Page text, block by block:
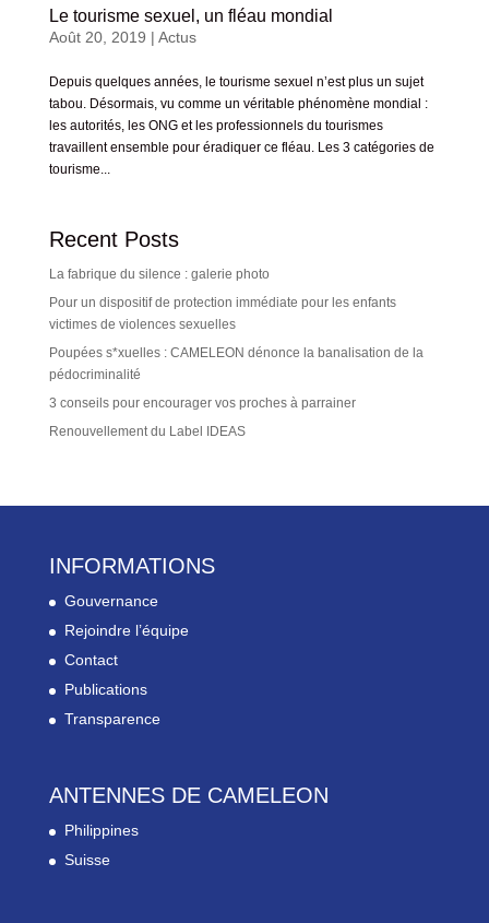
Le tourisme sexuel, un fléau mondial
Août 20, 2019 | Actus
Depuis quelques années, le tourisme sexuel n’est plus un sujet
tabou. Désormais, vu comme un véritable phénomène mondial :
les autorités, les ONG et les professionnels du tourismes
travaillent ensemble pour éradiquer ce fléau. Les 3 catégories de
tourisme...
Recent Posts
La fabrique du silence : galerie photo
Pour un dispositif de protection immédiate pour les enfants
victimes de violences sexuelles
Poupées s*xuelles : CAMELEON dénonce la banalisation de la
pédocriminalité
3 conseils pour encourager vos proches à parrainer
Renouvellement du Label IDEAS
INFORMATIONS
Gouvernance
Rejoindre l’équipe
Contact
Publications
Transparence
ANTENNES DE CAMELEON
Philippines
Suisse